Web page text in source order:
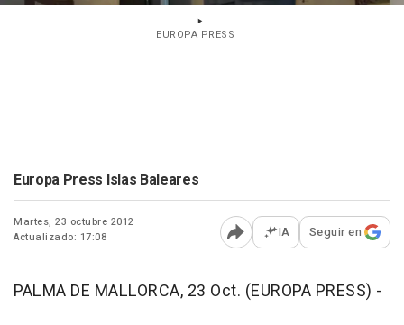
EUROPA PRESS
Europa Press Islas Baleares
Martes, 23 octubre 2012
Actualizado: 17:08
Abrir opciones para
IA Seguir en
PALMA DE MALLORCA, 23 Oct. (EUROPA PRESS) -